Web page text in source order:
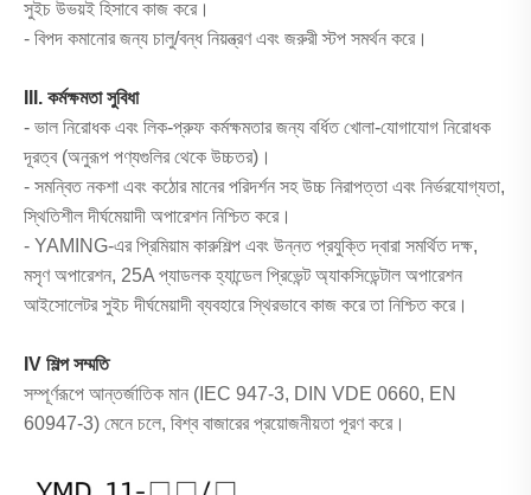
সুইচ উভয়ই হিসাবে কাজ করে।
- বিপদ কমানোর জন্য চালু/বন্ধ নিয়ন্ত্রণ এবং জরুরী স্টপ সমর্থন করে।
III. কর্মক্ষমতা সুবিধা
- ভাল নিরোধক এবং লিক-প্রুফ কর্মক্ষমতার জন্য বর্ধিত খোলা-যোগাযোগ নিরোধক
দূরত্ব (অনুরূপ পণ্যগুলির থেকে উচ্চতর)।
- সমন্বিত নকশা এবং কঠোর মানের পরিদর্শন সহ উচ্চ নিরাপত্তা এবং নির্ভরযোগ্যতা,
স্থিতিশীল দীর্ঘমেয়াদী অপারেশন নিশ্চিত করে।
- YAMING-এর প্রিমিয়াম কারুশিল্প এবং উন্নত প্রযুক্তি দ্বারা সমর্থিত দক্ষ,
মসৃণ অপারেশন, 25A প্যাডলক হ্যান্ডেল প্রিভেন্ট অ্যাকসিডেন্টাল অপারেশন
আইসোলেটর সুইচ দীর্ঘমেয়াদী ব্যবহারে স্থিরভাবে কাজ করে তা নিশ্চিত করে।
IV শিল্প সম্মতি
সম্পূর্ণরূপে আন্তর্জাতিক মান (IEC 947-3, DIN VDE 0660, EN
60947-3) মেনে চলে, বিশ্ব বাজারের প্রয়োজনীয়তা পূরণ করে।